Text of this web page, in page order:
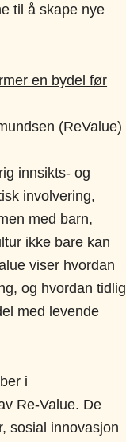
til å skape nye
en bydel før
(ReValue)
innsikts- og
involvering,
med barn,
ikke bare kan
viser hvordan
og hvordan tidlig
med levende
i
Re‑Value. De
sosial innovasjon